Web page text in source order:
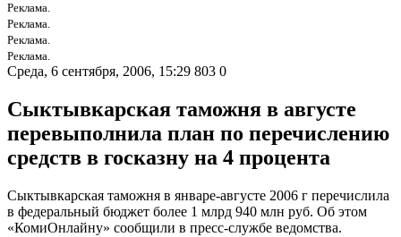
Реклама.
Реклама.
Реклама.
Реклама.
Среда, 6 сентября, 2006, 15:29 803 0
Сыктывкарская таможня в августе
перевыполнила план по перечислению
средств в госказну на 4 процента
Сыктывкарская таможня в январе-августе 2006 г перечислила
в федеральный бюджет более 1 млрд 940 млн руб. Об этом
«КомиОнлайну» сообщили в пресс-службе ведомства.